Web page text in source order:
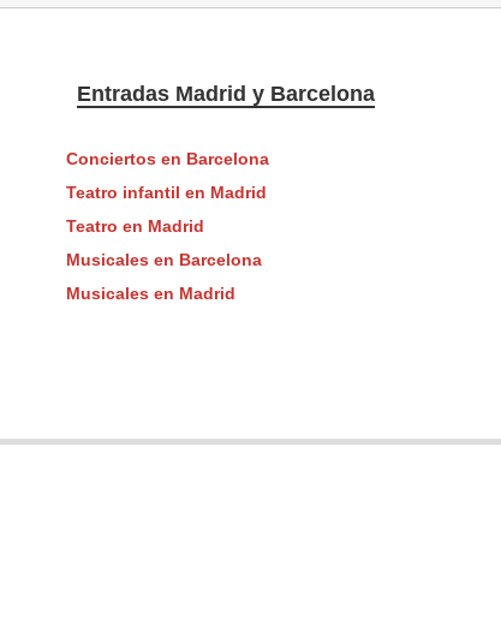
Entradas Madrid y Barcelona
Conciertos en Barcelona
Teatro infantil en Madrid
Teatro en Madrid
Musicales en Barcelona
Musicales en Madrid